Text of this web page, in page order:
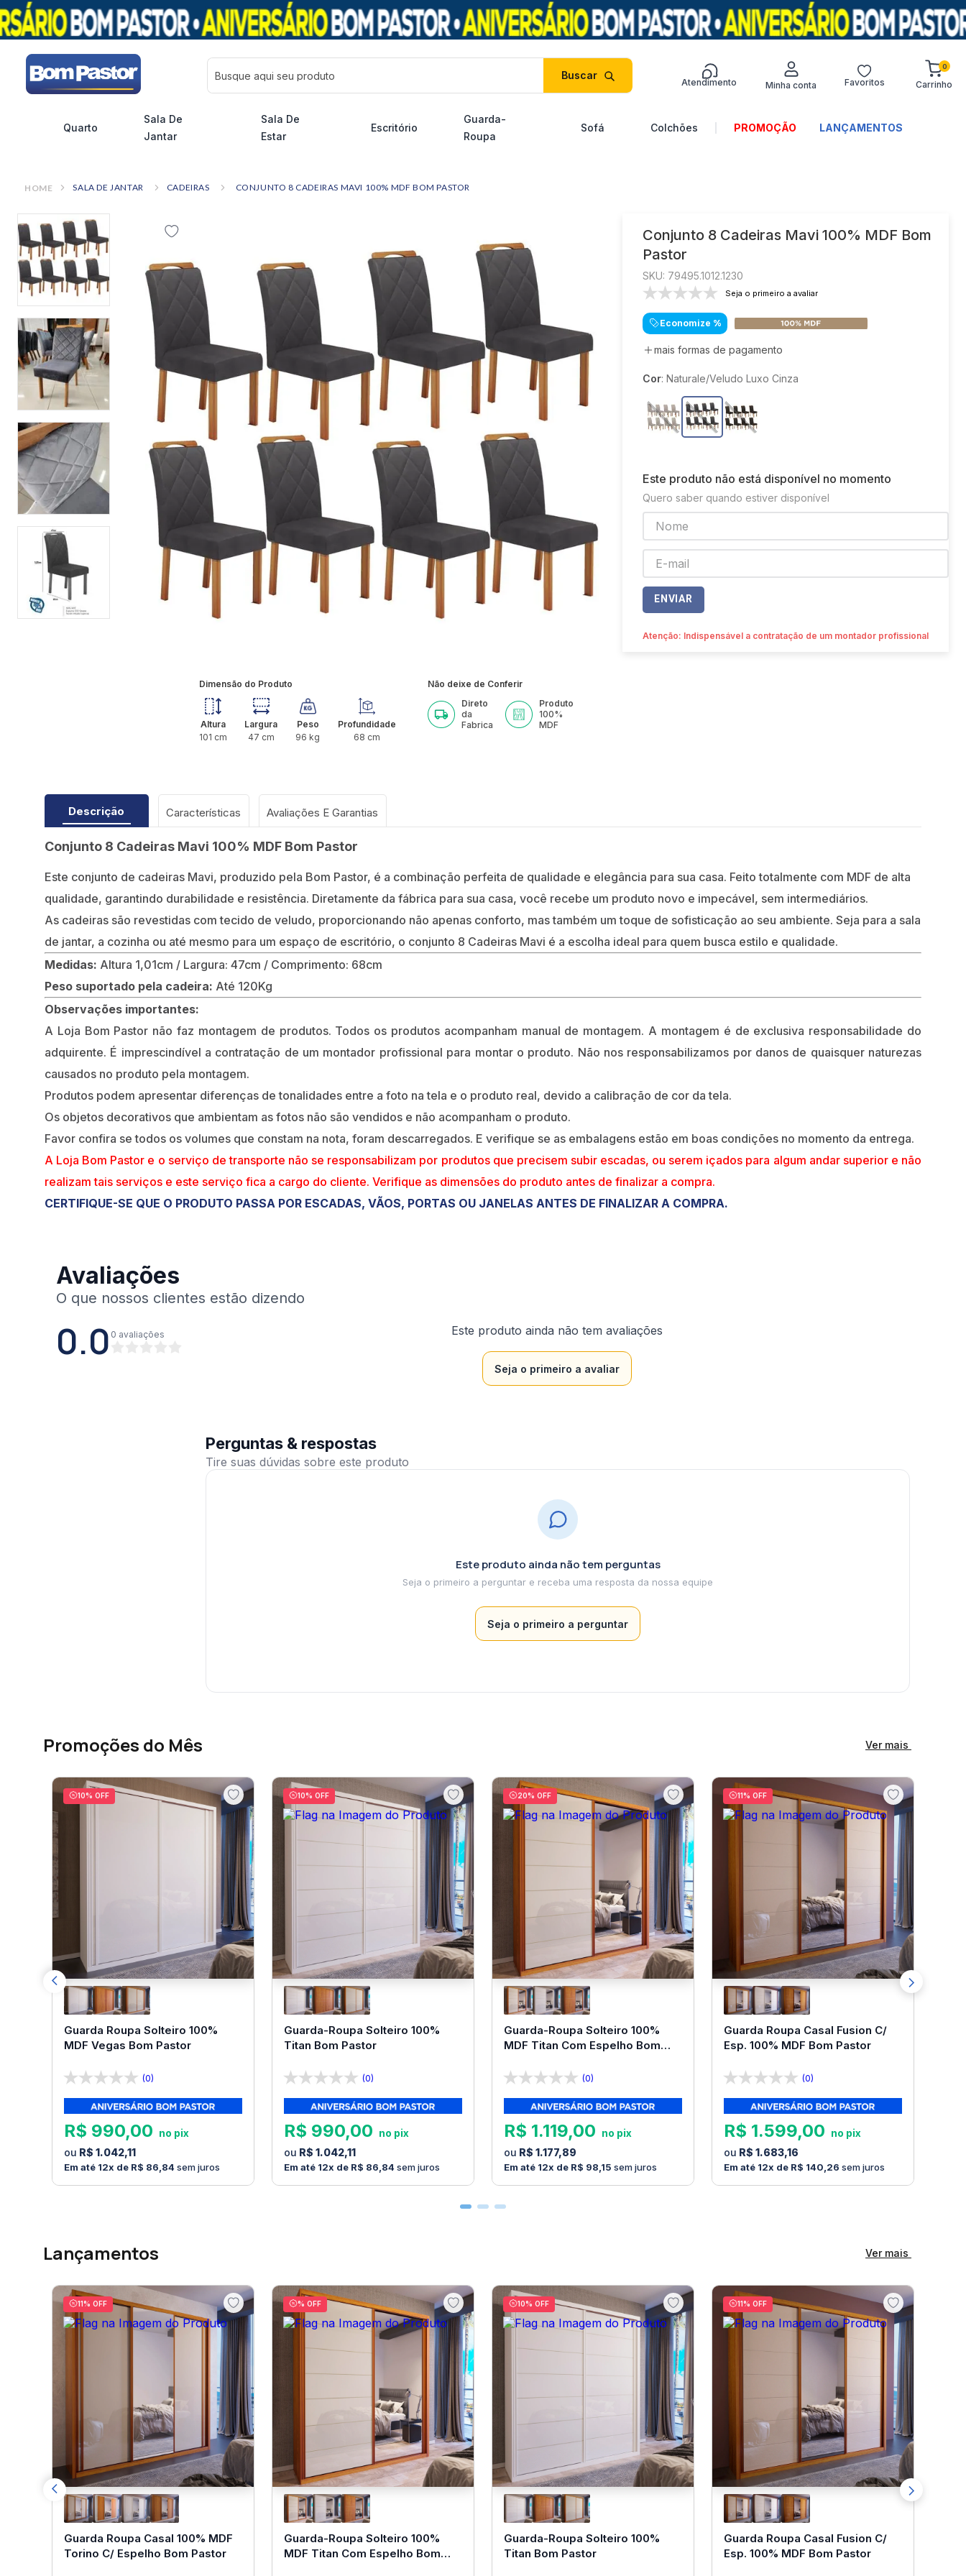
Busque aqui seu produto
Atendimento Favoritos
0
Quarto
Sala De
Jantar
Sala De
Estar
Escritório
Guarda-
Roupa
Sofá Colchões PROMOÇÃO LANÇAMENTOS
SALA DE JANTAR CADEIRAS CONJUNTO 8 CADEIRAS MAVI 100% MDF BOM PASTOR
Dimensão do Produto
Altura
101 cm
Largura
47 cm
Peso
96 kg
Profundidade
68 cm
Não deixe de Conferir
Direto
da
Fabrica
Produto
100%
MDF
Conjunto 8 Cadeiras Mavi 100% MDF Bom
Pastor
: 79495.1012.1230
Seja o primeiro a avaliar
Economize %
mais formas de pagamento
Cor: Naturale/Veludo Luxo Cinza
Este produto não está disponível no momento
Quero saber quando estiver disponível
ENVIAR
Atenção: Indispensável a contratação de um montador profissional
Descrição Características
Conjunto 8 Cadeiras Mavi 100% MDF Bom Pastor
Este conjunto de cadeiras Mavi, produzido pela Bom Pastor, é a combinação perfeita de qualidade e elegância para sua casa. Feito totalmente com MDF de alta
qualidade, garantindo durabilidade e resistência. Diretamente da fábrica para sua casa, você recebe um produto novo e impecável, sem intermediários.
As cadeiras são revestidas com tecido de veludo, proporcionando não apenas conforto, mas também um toque de sofisticação ao seu ambiente. Seja para a sala
de jantar, a cozinha ou até mesmo para um espaço de escritório, o conjunto 8 Cadeiras Mavi é a escolha ideal para quem busca estilo e qualidade.
Medidas: Altura 1,01cm / Largura: 47cm / Comprimento: 68cm
Peso suportado pela cadeira: Até 120Kg
Observações importantes:
A Loja Bom Pastor não faz montagem de produtos. Todos os produtos acompanham manual de montagem. A montagem é de exclusiva responsabilidade do
adquirente. É imprescindível a contratação de um montador profissional para montar o produto. Não nos responsabilizamos por danos de quaisquer naturezas
causados no produto pela montagem.
Produtos podem apresentar diferenças de tonalidades entre a foto na tela e o produto real, devido a calibração de cor da tela.
Os objetos decorativos que ambientam as fotos não são vendidos e não acompanham o produto.
Favor confira se todos os volumes que constam na nota, foram descarregados. E verifique se as embalagens estão em boas condições no momento da entrega.
A Loja Bom Pastor e o serviço de transporte não se responsabilizam por produtos que precisem subir escadas, ou serem içados para algum andar superior e não
realizam tais serviços e este serviço fica a cargo do cliente. Verifique as dimensões do produto antes de finalizar a compra.
CERTIFIQUE-SE QUE O PRODUTO PASSA POR ESCADAS, VÃOS, PORTAS OU JANELAS ANTES DE FINALIZAR A COMPRA.
Avaliações
0.0 0 avaliações Este produto ainda não tem avaliações
Seja o primeiro a avaliar
Perguntas & respostas
Este produto ainda não tem perguntas
Seja o primeiro a perguntar
Promoções do Mês Ver mais
10% OFF
Guarda Roupa Solteiro 100%
MDF Vegas Bom Pastor
(0)
R$ 990,00
R$ 1.042,11
12 R$ 86 84sem juros
10% OFF
Guarda-Roupa Solteiro 100%
Titan Bom Pastor
(0)
R$ 990,00
R$ 1.042,11
12 R$ 86 84sem juros
20% OFF
Guarda-Roupa Solteiro 100%
MDF Titan Com Espelho Bom
(0)
R$ 1.119,00
R$ 1.177,89
12 R$ 98 15 sem juros
11% OFF
Guarda Roupa Casal Fusion C/
Esp. 100% MDF Bom Pastor
(0)
R$ 1.599,00
R$ 1.683,16
12 R$ 140 26 sem juros
Lançamentos Ver mais
11% OFF
Guarda Roupa Casal 100% MDF
Torino C/ Espelho Bom Pastor
% OFF
Guarda-Roupa Solteiro 100%
MDF Titan Com Espelho Bom
10% OFF
Guarda-Roupa Solteiro 100%
Titan Bom Pastor
11% OFF
Guarda Roupa Casal Fusion C/
Esp. 100% MDF Bom Pastor
buscados
4º
guarda-roupa
5º
guarda roupa
6º
guarda roupa casal
8º
colchão
9 º
sofá retrátil
10º mesa